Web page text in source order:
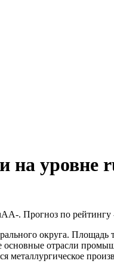
на уровне
. Прогноз по рейтингу
округа. Площадь
основные отрасли